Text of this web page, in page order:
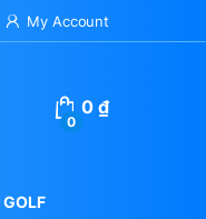
My Account
0
0₫
GOLF